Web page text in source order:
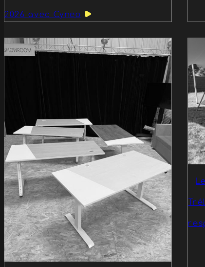
2026 avec Cyneo